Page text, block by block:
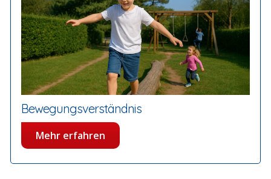
Bewegungsverständnis
Mehr erfahren